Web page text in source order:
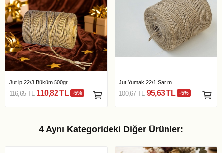
Jut ip 22/3 Büküm 500gr
116,65 TL 110,82 TL -5%
Jut Yumak 22/1 Sarım
100,67 TL 95,63 TL -5%
4 Aynı Kategorideki Diğer Ürünler: